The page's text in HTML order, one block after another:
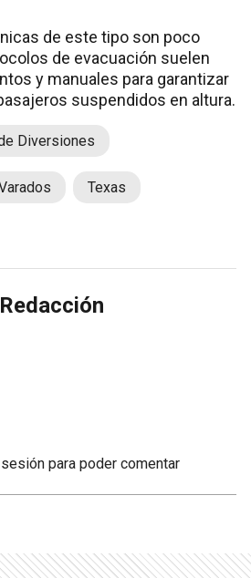
de este tipo son poco
de evacuación suelen
y manuales para garantizar
suspendidos en altura.
Diversiones
Texas
para poder comentar